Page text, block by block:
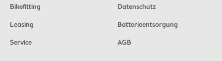
Bikefitting
Leasing
Service
Datenschutz
Batterieentsorgung
AGB